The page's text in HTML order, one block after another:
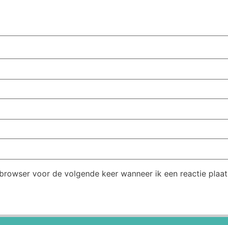
voor de volgende keer wanneer ik een reactie